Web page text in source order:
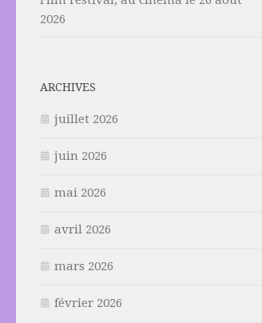
2026
ARCHIVES
juillet 2026
juin 2026
mai 2026
avril 2026
mars 2026
février 2026